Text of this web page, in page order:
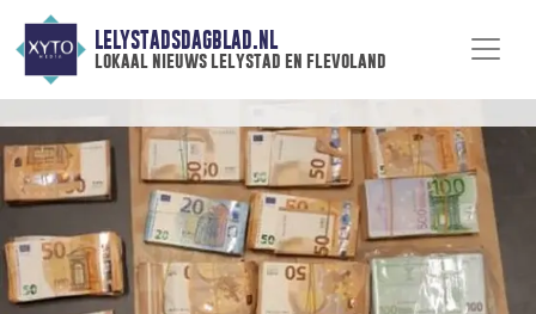
LELYSTADSDAGBLAD.NL
lokaal nieuws lelystad en flevoland